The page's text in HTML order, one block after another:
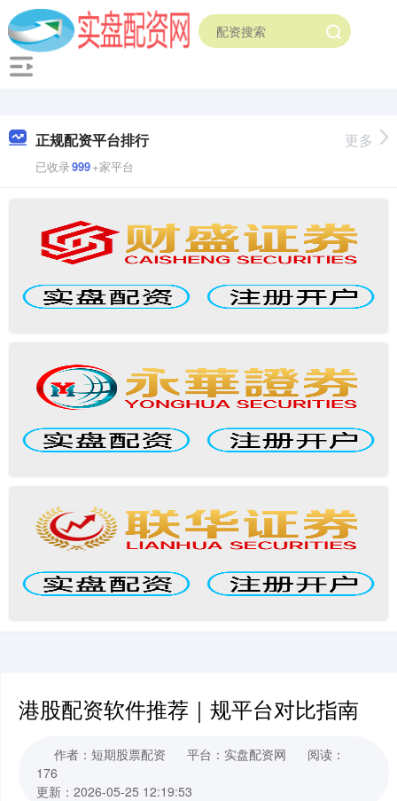
正规配资平台排行
已收录999+家平台
更多
港股配资软件推荐｜规平台对比指南
作者：短期股票配资 平台：实盘配资网
阅读：
176
更新：2026-05-25 12:19:53